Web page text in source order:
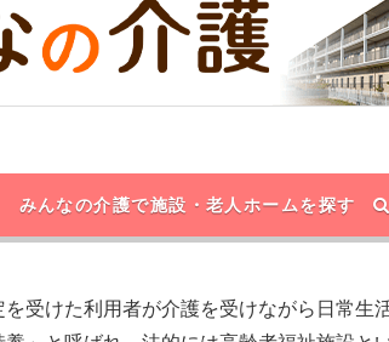
みんなの介護で施設・老人ホームを探す
受けた利用者が介護を受けながら日常生